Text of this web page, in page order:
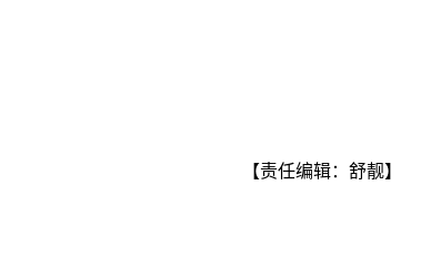
【责任编辑：舒靓】